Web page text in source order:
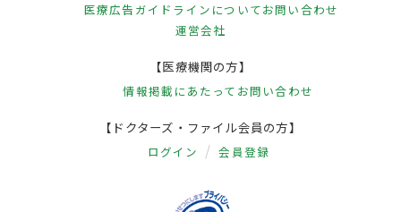
医療広告ガイドラインについてお問い合わせ
運営会社
【医療機関の方】
情報掲載にあたって お問い合わせ
【ドクターズ・ファイル会員の方】
ログイン 会員登録